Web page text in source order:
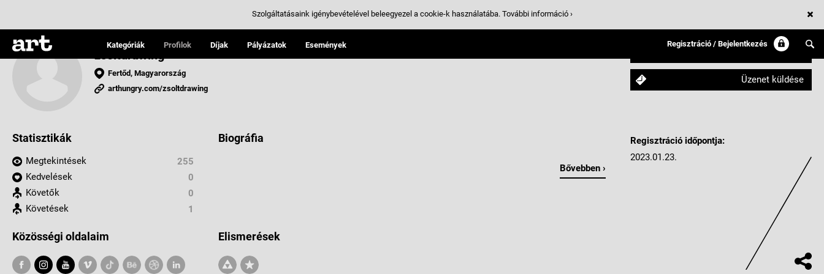
Kategóriák Profilok Díjak Pályázatok Események Regisztráció / Bejelentkezés
zsoltdrawing
Fertőd, Magyarország
arthungry.com/zsoltdrawing
Követem
Üzenet küldése
Statisztikák
Megtekintések
255
Kedvelések
0
Követők
0
Követések
1
Biográfia
Bővebben ›
Közösségi oldalaim Elismerések
Regisztráció időpontja:
2023.01.23.
Szolgáltatásaink igénybevételével beleegyezel a cookie-k használatába. További információ ›